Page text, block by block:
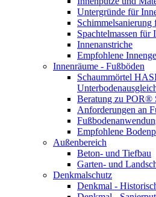
Untergründe für
Schimmelsanierung
Spachtelmassen für
Innenanstriche
Empfohlene
Innenräume - Fußböden
Schaummörtel
Beratung zu POR®
Anforderungen an
Empfohlene
Außenbereich
Beton- und Tiefbau
Garten- und
Denkmalschutz
Denkmal -